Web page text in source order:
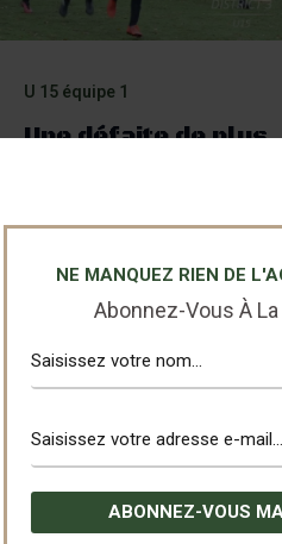
NE MANQUEZ RIEN DE
Abonnez-Vous À
U 15 équipe 1
Une défaite de
obligatoire